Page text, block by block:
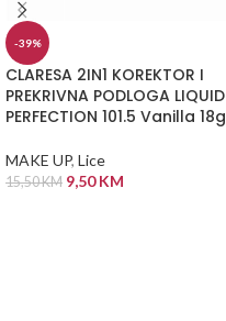
-39%
CLARESA 2IN1 KOREKTOR I
PREKRIVNA PODLOGA LIQUID
PERFECTION 101.5 Vanilla 18g
MAKE UP, Lice
15,50KM 9,50KM